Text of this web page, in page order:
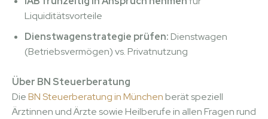
Liquiditätsvorteile
Dienstwagenstrategie prüfen: Dienstwagen
(Betriebsvermögen) vs. Privatnutzung
Über BN Steuerberatung
DieBN Steuerberatung in München berät speziell
Ärztinnen und Ärzte sowie Heilberufe in allen Fragen rund